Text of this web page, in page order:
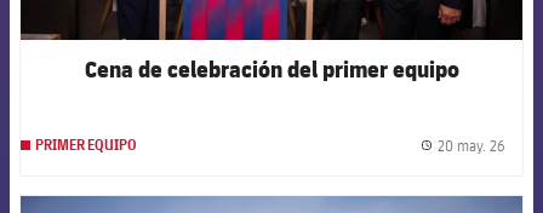
Cena de celebración del primer equipo
PRIMER EQUIPO 20 may. 26